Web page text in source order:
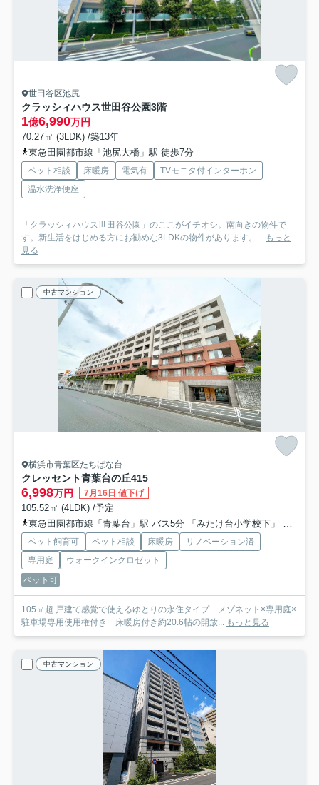
世田谷区池尻
クラッシィハウス世田谷公園3階
1億6,990万円
70.27㎡ (3LDK) /築13年
東急田園都市線「池尻大橋」駅 徒歩7分
ペット相談 床暖房 電気有
TVモニタ付インターホン
温水洗浄便座
「クラッシィハウス世田谷公園」のここがイチオシ。南向きの物件で
す。新生活をはじめる方にお勧めな3LDKの物件があります。... もっと
見る
中古マンション
横浜市青葉区たちばな台
クレッセント青葉台の丘415
6,998万円 7月16日 値下げ
105.52㎡ (4LDK) /予定
東急田園都市線「青葉台」駅 バス5分 「みたけ台小学校下」 停歩2分
ペット飼育可 ペット相談 床暖房
リノベーション済
専用庭
ウォークインクロゼット
ペット可
105㎡超 戸建て感覚で使えるゆとりの永住タイプ メゾネット×専用庭×
駐車場専用使用権付き 床暖房付き約20.6帖の開放... もっと見る
中古マンション